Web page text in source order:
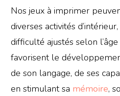
Nos jeux à imprimer
diverses activités
difficulté ajustés selon
favorisent le
de son langage, de ses
en stimulant sa mémoire,